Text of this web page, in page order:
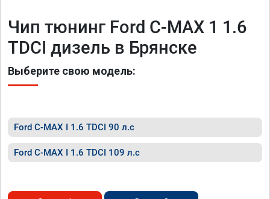
Чип тюнинг Ford C-MAX 1 1.6
TDCI дизель в Брянске
Выберите свою модель:
Ford C-MAX I 1.6 TDCI 90 л.с
Ford C-MAX I 1.6 TDCI 109 л.с